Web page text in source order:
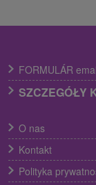
FORMULÁR
SZCZEGÓŁY
O nas
Kontakt
Polityka